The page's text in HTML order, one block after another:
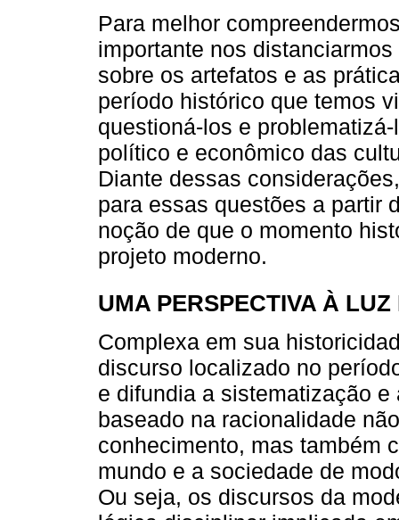
Para melhor
importante nos
sobre os artefatos e as
período histórico que temos
questioná-los e
político e econômico das
Diante dessas
para essas questões a partir
noção de que o momento
projeto moderno.
UMA PERSPECTIVA À
Complexa em sua
discurso localizado no
e difundia a sistematização
baseado na racionalidade
conhecimento, mas também
mundo e a sociedade de
Ou seja, os discursos da